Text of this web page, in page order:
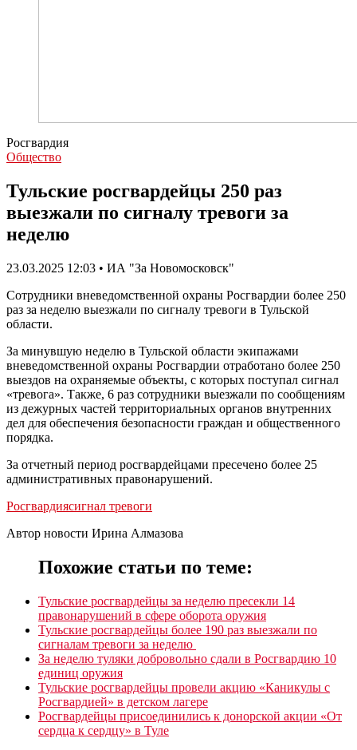
Росгвардия
Общество
Тульские росгвардейцы 250 раз
выезжали по сигналу тревоги за
неделю
23.03.2025 12:03 • ИА "За Новомосковск"
Сотрудники вневедомственной охраны Росгвардии более 250
раз за неделю выезжали по сигналу тревоги в Тульской
области.
За минувшую неделю в Тульской области экипажами
вневедомственной охраны Росгвардии отработано более 250
выездов на охраняемые объекты, с которых поступал сигнал
«тревога». Также, 6 раз сотрудники выезжали по сообщениям
из дежурных частей территориальных органов внутренних
дел для обеспечения безопасности граждан и общественного
порядка.
За отчетный период росгвардейцами пресечено более 25
административных правонарушений.
Росгвардиясигнал тревоги
Автор новости Ирина Алмазова
Похожие статьи по теме:
Тульские росгвардейцы за неделю пресекли 14
правонарушений в сфере оборота оружия
Тульские росгвардейцы более 190 раз выезжали по
сигналам тревоги за неделю
За неделю туляки добровольно сдали в Росгвардию 10
единиц оружия
Тульские росгвардейцы провели акцию «Каникулы с
Росгвардией» в детском лагере
Росгвардейцы присоединились к донорской акции «От
сердца к сердцу» в Туле